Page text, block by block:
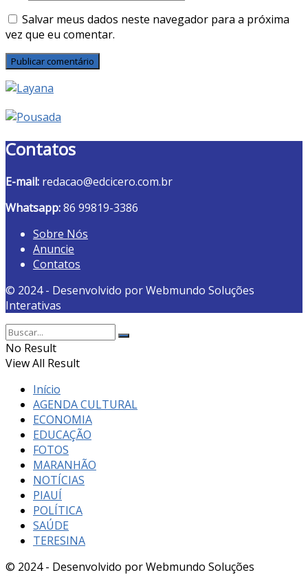
Salvar meus dados neste navegador para a próxima
vez que eu comentar.
Contatos
E-mail: redacao@edcicero.com.br
Whatsapp:86 99819-3386
Sobre Nós
Anuncie
Contatos
© 2024 - Desenvolvido por Webmundo Soluções
Interativas
No Result
View All Result
Início
AGENDA CULTURAL
ECONOMIA
EDUCAÇÃO
FOTOS
MARANHÃO
NOTÍCIAS
PIAUÍ
POLÍTICA
SAÚDE
TERESINA
© 2024 - Desenvolvido por Webmundo Soluções